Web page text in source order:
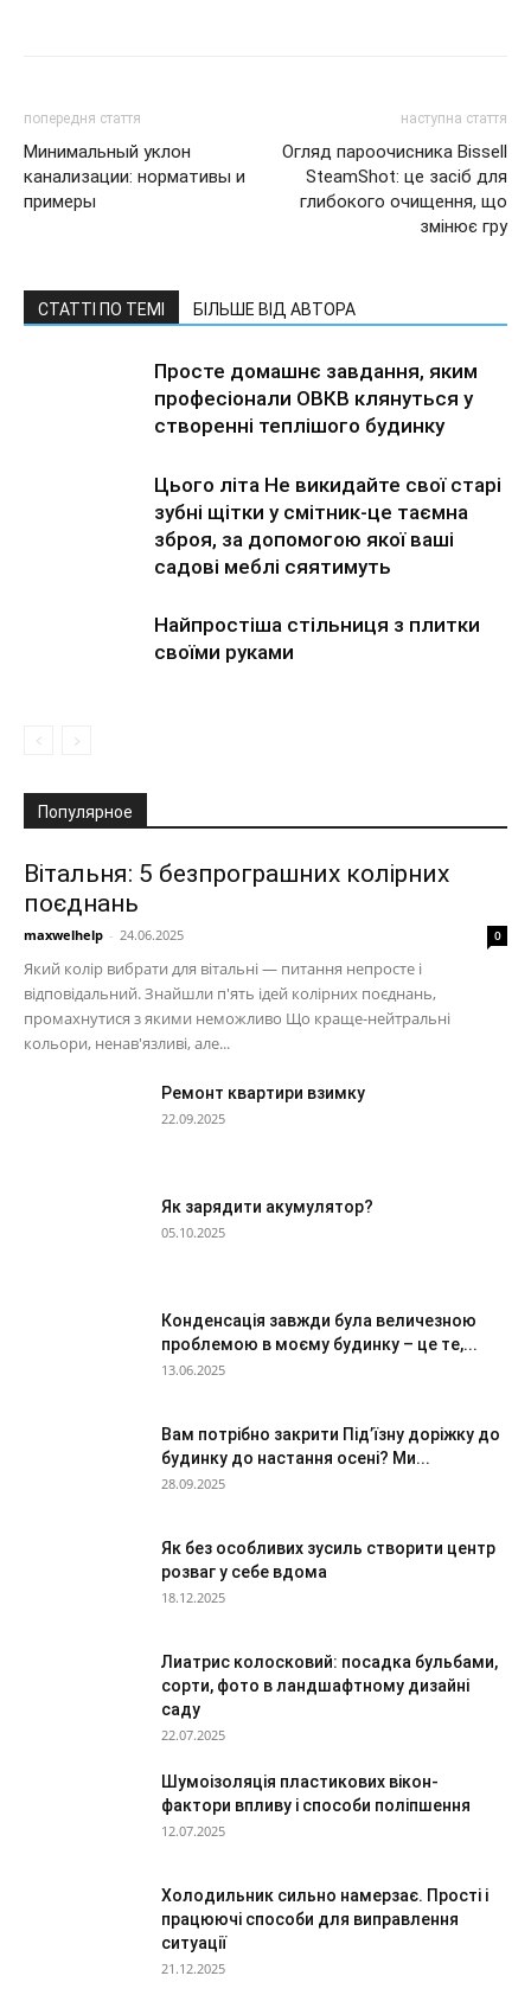
попередня стаття
Минимальный уклон
канализации: нормативы и
примеры
наступна стаття
Огляд пароочисника Bissell
SteamShot: це засіб для
глибокого очищення, що
змінює гру
СТАТТІ ПО ТЕМІ БІЛЬШЕ ВІД АВТОРА
Просте домашнє завдання, яким
професіонали ОВКВ клянуться у
створенні теплішого будинку
Цього літа Не викидайте свої старі
зубні щітки у смітник-це таємна
зброя, за допомогою якої ваші
садові меблі сяятимуть
Найпростіша стільниця з плитки
своїми руками
Популярное
Вітальня: 5 безпрограшних колірних
поєднань
maxwelhelp - 24.06.2025 0
Який колір вибрати для вітальні — питання непросте і
відповідальний. Знайшли п'ять ідей колірних поєднань,
промахнутися з якими неможливо Що краще-нейтральні
кольори, ненав'язливі, але...
Ремонт квартири взимку
22.09.2025
Як зарядити акумулятор?
05.10.2025
Конденсація завжди була величезною
проблемою в моєму будинку – це те,...
13.06.2025
Вам потрібно закрити Під’їзну доріжку до
будинку до настання осені? Ми...
28.09.2025
Як без особливих зусиль створити центр
розваг у себе вдома
18.12.2025
Лиатрис колосковий: посадка бульбами,
сорти, фото в ландшафтному дизайні
саду
22.07.2025
Шумоізоляція пластикових вікон-
фактори впливу і способи поліпшення
12.07.2025
Холодильник сильно намерзає. Прості і
працюючі способи для виправлення
ситуації
21.12.2025